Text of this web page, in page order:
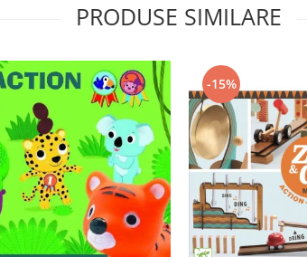
PRODUSE SIMILARE
-15%